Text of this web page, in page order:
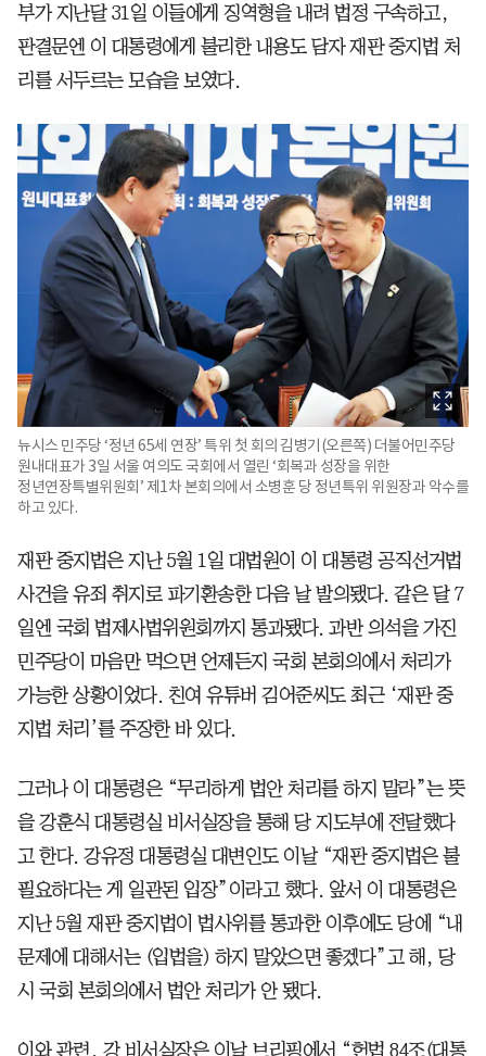
부가 지난달 31일 이들에게 징역형을 내려 법정 구속하고,
판결문엔 이 대통령에게 불리한 내용도 담자 재판 중지법 처
리를 서두르는 모습을 보였다.
뉴시스 민주당 ‘정년 65세 연장’ 특위 첫 회의 김병기(오른쪽) 더불어민주당
원내대표가 3일 서울 여의도 국회에서 열린 ‘회복과 성장을 위한
정년연장특별위원회’ 제1차 본회의에서 소병훈 당 정년특위 위원장과 악수를
하고 있다.
재판 중지법은 지난 5월 1일 대법원이 이 대통령 공직선거법
사건을 유죄 취지로 파기환송한 다음 날 발의됐다. 같은 달 7
일엔 국회 법제사법위원회까지 통과됐다. 과반 의석을 가진
민주당이 마음만 먹으면 언제든지 국회 본회의에서 처리가
가능한 상황이었다. 친여 유튜버 김어준씨도 최근 ‘재판 중
지법 처리’를 주장한 바 있다.
그러나 이 대통령은 “무리하게 법안 처리를 하지 말라”는 뜻
을 강훈식 대통령실 비서실장을 통해 당 지도부에 전달했다
고 한다. 강유정 대통령실 대변인도 이날 “재판 중지법은 불
필요하다는 게 일관된 입장”이라고 했다. 앞서 이 대통령은
지난 5월 재판 중지법이 법사위를 통과한 이후에도 당에 “내
문제에 대해서는 (입법을) 하지 말았으면 좋겠다”고 해, 당
시 국회 본회의에서 법안 처리가 안 됐다.
이와 관련, 강 비서실장은 이날 브리핑에서 “헌법 84조(대통